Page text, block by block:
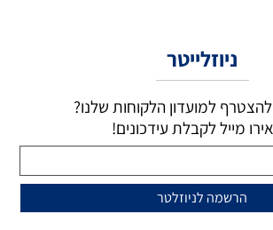
ניוזלייטר
להצטרף למועדון הלקוחות שלנו?
מייל לקבלת עידכונים!